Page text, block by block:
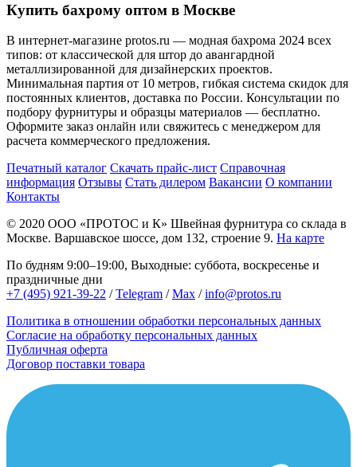
Купить бахрому оптом в Москве
В интернет-магазине protos.ru — модная бахрома 2024 всех
типов: от классической для штор до авангардной
металлизированной для дизайнерских проектов.
Минимальная партия от 10 метров, гибкая система скидок для
постоянных клиентов, доставка по России. Консультации по
подбору фурнитуры и образцы материалов — бесплатно.
Оформите заказ онлайн или свяжитесь с менеджером для
расчета коммерческого предложения.
Печатный каталог Скачать прайс-лист Справочная
информация Отзывы Стать дилером Вакансии О компании
Контакты
© 2020 ООО «ПРОТОС и К» Швейная фурнитура со склада в
Москве. Варшавское шоссе, дом 132, строение 9. На карте
По будням 9:00–19:00, Выходные: суббота, воскресенье и
праздничные дни
+7 (495) 921-39-22 /Telegram /Max /info@protos.ru
Политика в отношении обработки персональных данных
Согласие на обработку персональных данных
Публичная оферта
Договор поставки товара